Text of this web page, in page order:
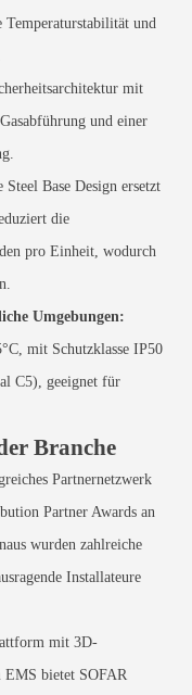
und
mit
und einer
Steel Base Design ersetzt
die
pro Einheit, wodurch
Umgebungen:
mit Schutzklasse IP50
C5), geeignet für
Branche
Partnernetzwerk
Partner Awards an
wurden zahlreiche
Installateure
mit 3D-
EMS bietet SOFAR